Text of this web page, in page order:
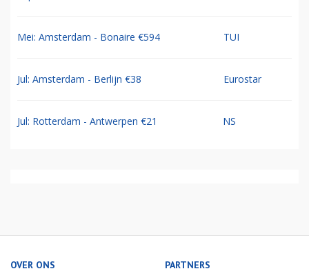
Mei: Amsterdam - Bonaire €594 TUI
Jul: Amsterdam - Berlijn €38 Eurostar
Jul: Rotterdam - Antwerpen €21 NS
OVER ONS PARTNERS